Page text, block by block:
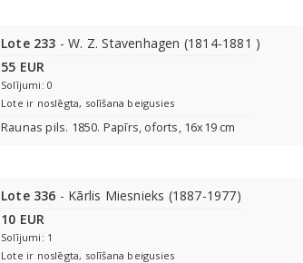
Lote 233 - W. Z. Stavenhagen (1814-1881 )
55 EUR
Solījumi: 0
Lote ir noslēgta, solīšana beigusies
Raunas pils. 1850. Papīrs, oforts, 16x19 cm
Lote 336 - Kārlis Miesnieks (1887-1977)
10 EUR
Solījumi: 1
Lote ir noslēgta, solīšana beigusies